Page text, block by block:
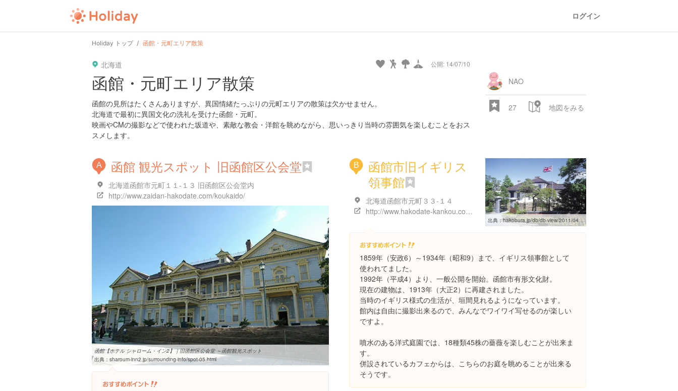
ログイン
Holiday トップ 函館・元町エリア散策
北海道 公開: 14/07/10
函館・元町エリア散策
函館の見所はたくさんありますが、異国情緒たっぷりの元町エリアの散策は欠かせません。
北海道で最初に異国文化の洗礼を受けた函館・元町。
映画やCMの撮影などで使われた坂道や、素敵な教会・洋館を眺めながら、思いっきり当時の雰囲気を楽しむことをおス
スメします。
NAO
27 地図をみる
A 函館 観光スポット 旧函館区公会堂
北海道函館市元町１１-１３ 旧函館区公会堂内
http://www.zaidan-hakodate.com/koukaido/
函館【ホテル シャローム・イン2】｜旧函館区公会堂 ～函館観光スポット
出典： sharoum-inn2.jp/surrounding-info/spot-05.html
B
函館市旧イギリス
領事館
北海道函館市元町３３-１４
http://www.hakodate-kankou.com/british/
出典：hakobura.jp/db/db-view/2011/04/post-54.html
1859年（安政6）～1934年（昭和9）まで、イギリス領事館として
使われてました。
1992年（平成4）より、一般公開を開始。函館市有形文化財。
現在の建物は、1913年（大正2）に再建されました。
当時のイギリス様式の生活が、垣間見れるようになっています。
館内は自由に撮影出来るので、みんなでワイワイ写せるのが楽しい
ですよ。
噴水のある洋式庭園では、18種類45株の薔薇を楽しむことが出来ま
す。
併設されているカフェからは、こちらのお庭を眺めることが出来る
そうです。